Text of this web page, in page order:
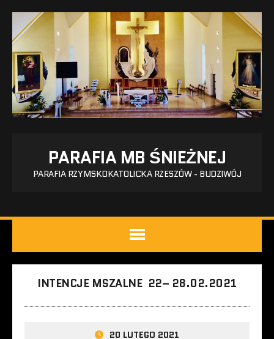
PARAFIA MB ŚNIEŻNEJ
PARAFIA RZYMSKOKATOLICKA RZESZÓW - BUDZIWÓJ
INTENCJE MSZALNE 22– 28.02.2021
20 LUTEGO 2021